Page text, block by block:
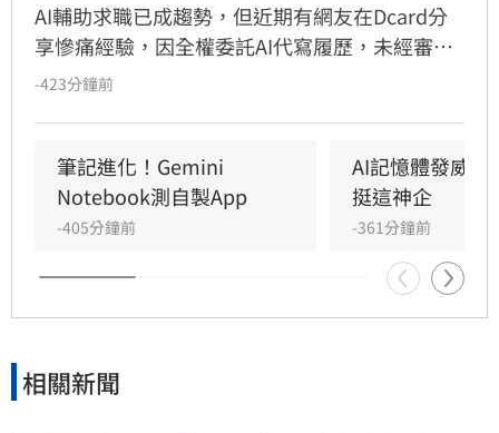
AI輔助求職已成趨勢，但近期有網友在Dcard分
享慘痛經驗，因全權委託AI代寫履歷，未經審核
即投遞，結果履歷被AI自動「腦補」誇大，將協
實際能力不符恐面臨社死。專家與網友建議，AI
僅適合作為修飾語句的工具，而非內容產出者。
求職者應先撰寫真實初稿，再請AI優化，並給予
明確指令避免誇大，最終審核仍需回歸自身，確
保履歷內容真實可靠，以免因誠信問題在面試環
節遭淘汰，影響職涯發展。
-423分鐘前
筆記進化！Gemini
Notebook測自製App
-405分鐘前
AI記憶體發威！
挺這神企
-361分鐘前
相關新聞